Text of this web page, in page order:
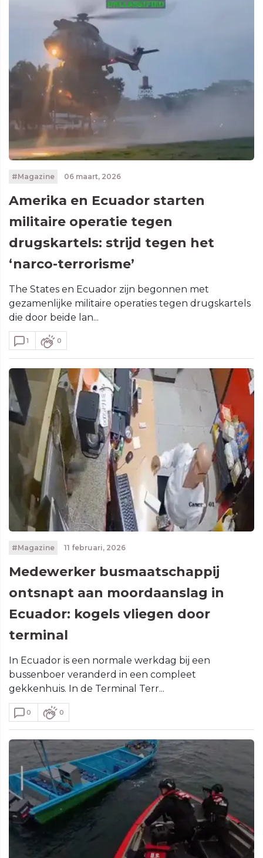
#Magazine 06 maart, 2026
Amerika en Ecuador starten
militaire operatie tegen
drugskartels: strijd tegen het
‘narco-terrorisme’
The States en Ecuador zijn begonnen met
gezamenlijke militaire operaties tegen drugskartels
die door beide lan...
1 0
#Magazine 11 februari, 2026
Medewerker busmaatschappij
ontsnapt aan moordaanslag in
Ecuador: kogels vliegen door
terminal
In Ecuador is een normale werkdag bij een
bussenboer veranderd in een compleet
gekkenhuis. In de Terminal Terr...
0 0